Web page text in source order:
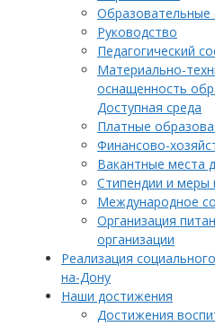
Образовательные
Руководство
Педагогический
Материально-
оснащенность
Доступная среда
Платные
Финансово-
Вакантные места
Стипендии и
Международное
Организация
организации
Реализация
на-Дону
Наши достижения
Достижения